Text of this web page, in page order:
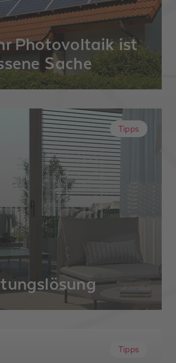
Photovoltaik ist
Sache
auf dem Weg ins
Tipps
"Produkte, bei denen Sie
Anwendungsbeispiele und
Tipps